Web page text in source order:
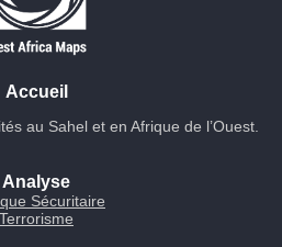
Accueil
au Sahel et en Afrique de l’Ouest.
Analyse
Sécuritaire
Terrorisme